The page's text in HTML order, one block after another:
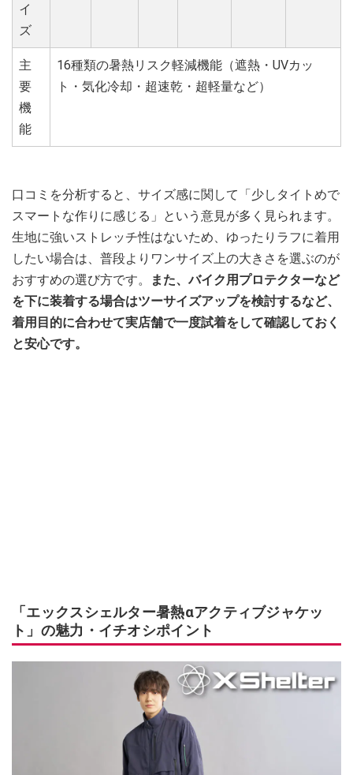
イ
ズ
主
要
機
能
16種類の暑熱リスク軽減機能（遮熱・UVカッ
ト・気化冷却・超速乾・超軽量など）
口コミを分析すると、サイズ感に関して「少しタイトめで
スマートな作りに感じる」という意見が多く見られます。
生地に強いストレッチ性はないため、ゆったりラフに着用
したい場合は、普段よりワンサイズ上の大きさを選ぶのが
おすすめの選び方です。
また、バイク用プロテクターなど
を下に装着する場合はツーサイズアップを検討するなど、
着用目的に合わせて実店舗で一度試着をして確認しておく
と安心です。
「エックスシェルター暑熱αアクティブジャケッ
ト」の魅力・イチオシポイント